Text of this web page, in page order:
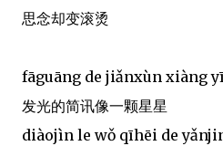
思念却变滚烫
fāguāng de jiǎnxùn xiàng
发光的简讯像一颗星星
diàojìn le wǒ qīhēi de